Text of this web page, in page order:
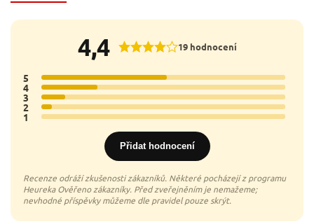
4,4 19 hodnocení
5 11x
4 5x
3 2x
2 1x
1 0x
Přidat hodnocení